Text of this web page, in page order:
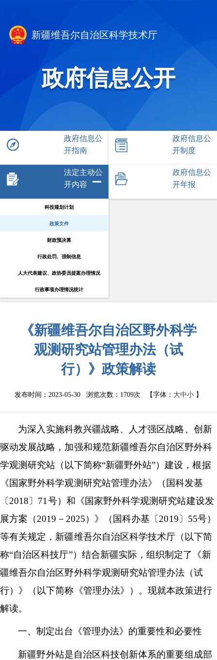
新疆维吾尔自治区科学技术厅
政府信息公开
政府信息公
开指南
政府信息公
开制度
法定主动公
开内容
科技规划计划
政策文件
财政预决算
行政处罚、强制信息
人大代表建议、政协委员提案办理情况
行政事项办理情况统计
政府信息公
开年报
《新疆维吾尔自治区野外科学
观测研究站管理办法（试
行）》政策解读
发布时间：2023-05-30 浏览次数： 1709次 【字体： 大中小 】
为深入实施科教兴疆战略、人才强区战略、创新
驱动发展战略，加强和规范新疆维吾尔自治区野外科
学观测研究站（以下简称“新疆野外站”）建设，根据
《国家野外科学观测研究站管理办法》（国科发基
〔2018〕71号）和《国家野外科学观测研究站建设发
展方案（2019－2025）》（国科办基〔2019〕55号）
等有关规定，新疆维吾尔自治区科学技术厅（以下简
称“自治区科技厅”）结合新疆实际，组织制定了《新
疆维吾尔自治区野外科学观测研究站管理办法（试
行）》（以下简称《管理办法》）。现就本政策进行
解读。
一、制定出台 《管理办法》的重要性和必要性
新疆野外站是自治区科技创新体系的重要组成部